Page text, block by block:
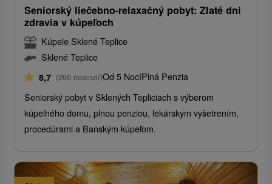
Seniorský liečebno-relaxačný pobyt: Zlaté dni
zdravia v kúpeľoch
Kúpele Sklené Teplice
Sklené Teplice
8,7 (266 recenzií)Od 5 NocíPlná Penzia
Seniorský pobyt v Sklených Tepliciach s výberom
kúpeľného domu, plnou penziou, lekárskym vyšetrením,
procedúrami a Banským kúpeľom.